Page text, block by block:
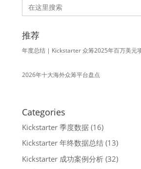
for:
推荐
年度总结 | Kickstarter 众筹2025年百万美元
2026年十大海外众筹平台盘点
Categories
Kickstarter 季度数据(16)
Kickstarter 年终数据总结(13)
Kickstarter 成功案例分析(32)